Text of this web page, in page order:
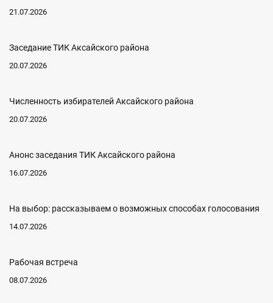
21.07.2026
Заседание ТИК Аксайского района
20.07.2026
Численность избирателей Аксайского района
20.07.2026
Анонс заседания ТИК Аксайского района
16.07.2026
На выбор: рассказываем о возможных способах голосования
14.07.2026
Рабочая встреча
08.07.2026